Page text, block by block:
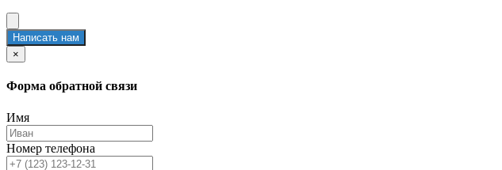
Написать нам
×
Форма обратной связи
Имя
Номер телефона